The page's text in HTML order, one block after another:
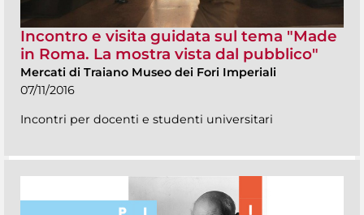
Incontro e visita guidata sul tema "Made
in Roma. La mostra vista dal pubblico"
Mercati di Traiano Museo dei Fori Imperiali
07/11/2016
Incontri per docenti e studenti universitari